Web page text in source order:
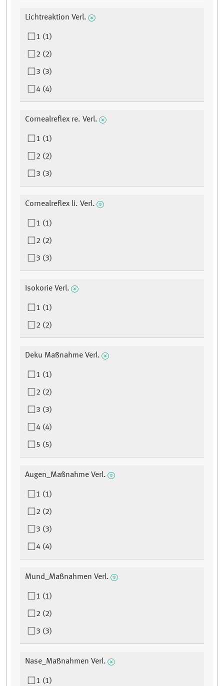
Lichtreaktion Verl.
1 (1)
2 (2)
3 (3)
4 (4)
Cornealreflex re. Verl.
1 (1)
2 (2)
3 (3)
Cornealreflex li. Verl.
1 (1)
2 (2)
3 (3)
Isokorie Verl.
1 (1)
2 (2)
Deku Maßnahme Verl.
1 (1)
2 (2)
3 (3)
4 (4)
5 (5)
Augen_Maßnahme Verl.
1 (1)
2 (2)
3 (3)
4 (4)
Mund_Maßnahmen Verl.
1 (1)
2 (2)
3 (3)
Nase_Maßnahmen Verl.
1 (1)